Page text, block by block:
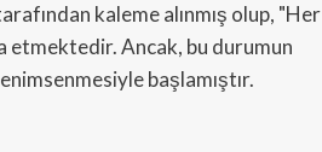
kaleme alınmış olup, "Her
etmektedir. Ancak, bu durumun
başlamıştır.